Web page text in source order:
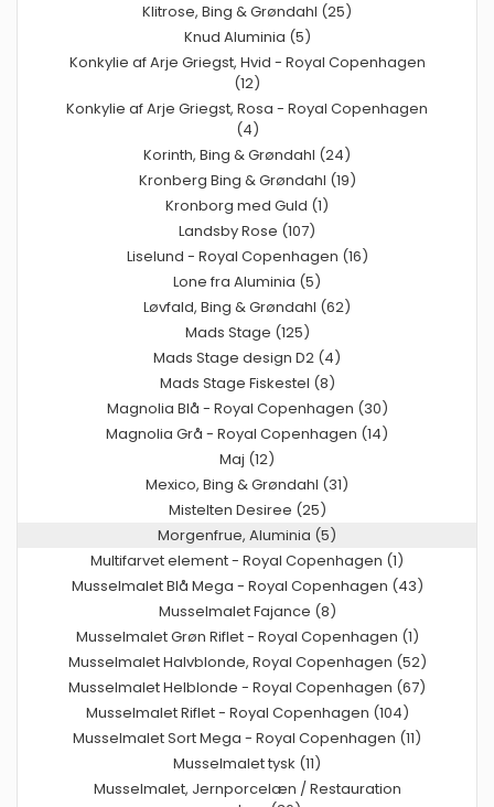
Klitrose, Bing & Grøndahl (25)
Knud Aluminia (5)
Konkylie af Arje Griegst, Hvid - Royal Copenhagen
(12)
Konkylie af Arje Griegst, Rosa - Royal Copenhagen
(4)
Korinth, Bing & Grøndahl (24)
Kronberg Bing & Grøndahl (19)
Kronborg med Guld (1)
Landsby Rose (107)
Liselund - Royal Copenhagen (16)
Lone fra Aluminia (5)
Løvfald, Bing & Grøndahl (62)
Mads Stage (125)
Mads Stage design D2 (4)
Mads Stage Fiskestel (8)
Magnolia Blå - Royal Copenhagen (30)
Magnolia Grå - Royal Copenhagen (14)
Maj (12)
Mexico, Bing & Grøndahl (31)
Mistelten Desiree (25)
Morgenfrue, Aluminia (5)
Multifarvet element - Royal Copenhagen (1)
Musselmalet Blå Mega - Royal Copenhagen (43)
Musselmalet Fajance (8)
Musselmalet Grøn Riflet - Royal Copenhagen (1)
Musselmalet Halvblonde, Royal Copenhagen (52)
Musselmalet Helblonde - Royal Copenhagen (67)
Musselmalet Riflet - Royal Copenhagen (104)
Musselmalet Sort Mega - Royal Copenhagen (11)
Musselmalet tysk (11)
Musselmalet, Jernporcelæn / Restauration